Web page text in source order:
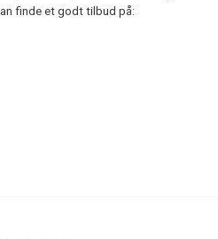
finde et godt tilbud på: